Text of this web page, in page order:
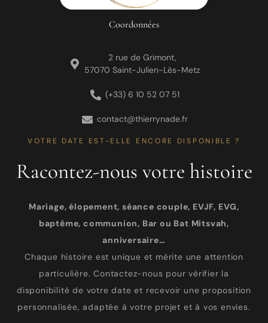
Coordonnées
2 rue de Grimont,
57070 Saint-Julien-Lès-Metz
(+33) 6 10 52 07 51
contact@thierrynade.fr
VOTRE DATE EST-ELLE ENCORE DISPONIBLE ?
Racontez-nous votre histoire
Mariage, élopement, séance couple, EVJF, EVG,
baptême, communion, Bar ou Bat Mitsvah,
anniversaire…
Chaque histoire est unique et mérite une attention
particulière. Contactez-nous pour vérifier la
disponibilité de votre date et recevoir une proposition
personnalisée, adaptée à votre projet et à vos envies.